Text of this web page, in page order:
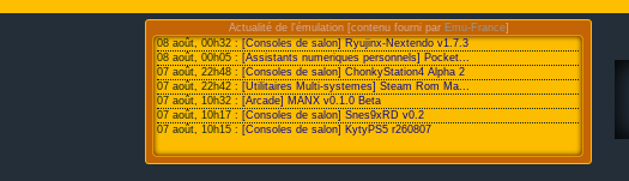
Actualité de l'émulation [contenu fourni par Emu-France]
08 août, 00h32 :[Consoles de salon] Ryujinx-Nextendo v1.7.3
08 août, 00h05 : [Assistants numeriques personnels] Pocket...
07 août, 22h48 : [Consoles de salon] ChonkyStation4 Alpha 2
07 août, 22h42 : [Utilitaires Multi-systemes] Steam Rom Ma...
07 août, 10h32 : [Arcade] MANX v0.1.0 Beta
07 août, 10h17 : [Consoles de salon] Snes9xRD v0.2
07 août, 10h15 : [Consoles de salon] KytyPS5 r260807